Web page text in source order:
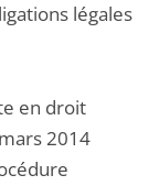
légales
en droit
2014